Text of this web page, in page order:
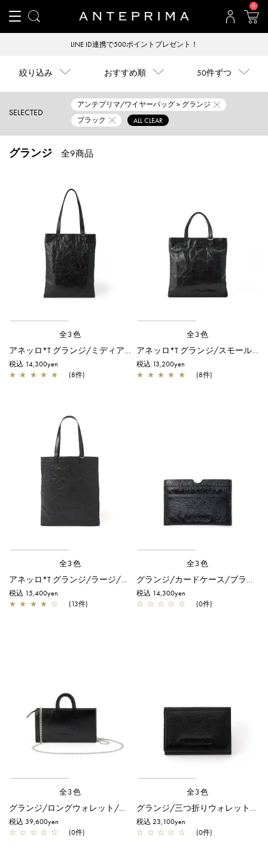
0
LINE ID連携で500ポイントプレゼント！
絞り込み おすすめ順 50件ずつ
SELECTED
アンテプリマ/ワイヤーバッグ > グランジ
ブラック
ALL CLEAR
グランジ 全9商品
全3色
アネッロ*T グランジ/ミディアム/ブラック
税込 14,300yen
★ ★ ★ ★ ★ (8件)
全3色
アネッロ*T グランジ/スモール/ブラック
税込 13,200yen
★ ★ ★ ★ ★ (8件)
全3色
アネッロ*T グランジ/ラージ/ブラック
税込 15,400yen
★ ★ ★ ★ ☆ (13件)
全3色
グランジ/カードケース/ブラック
税込 14,300yen
☆ ☆ ☆ ☆ ☆ (0件)
全3色
グランジ/ロングウォレット/ブラック
税込 39,600yen
☆ ☆ ☆ ☆ ☆ (0件)
全3色
グランジ/三つ折りウォレット/ブラック
税込 23,100yen
☆ ☆ ☆ ☆ ☆ (0件)